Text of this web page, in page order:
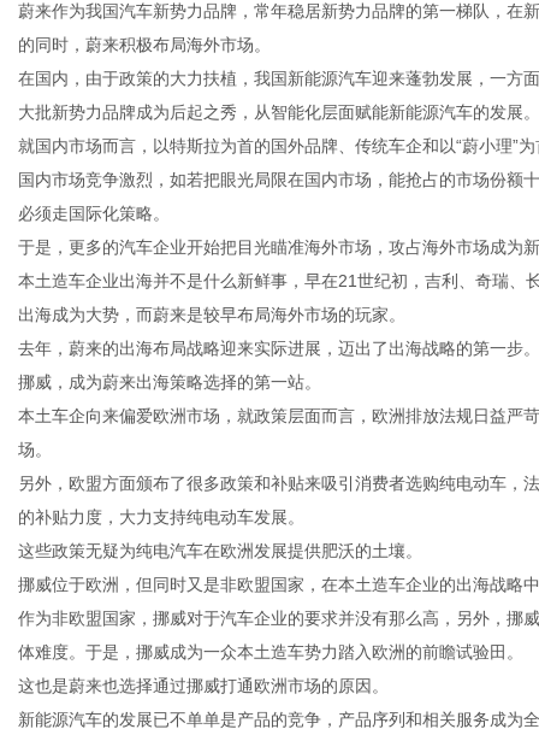
蔚来作为我国汽车新势力品牌，常年稳居新势力品牌的第一梯队，在
的同时，蔚来积极布局海外市场。
在国内，由于政策的大力扶植，我国新能源汽车迎来蓬勃发展，一方
大批新势力品牌成为后起之秀，从智能化层面赋能新能源汽车的发展。
就国内市场而言，以特斯拉为首的国外品牌、传统车企和以“蔚小理”
国内市场竞争激烈，如若把眼光局限在国内市场，能抢占的市场份额
必须走国际化策略。
于是，更多的汽车企业开始把目光瞄准海外市场，攻占海外市场成为
本土造车企业出海并不是什么新鲜事，早在21世纪初，吉利、奇瑞
出海成为大势，而蔚来是较早布局海外市场的玩家。
去年，蔚来的出海布局战略迎来实际进展，迈出了出海战略的第一步。
挪威，成为蔚来出海策略选择的第一站。
本土车企向来偏爱欧洲市场，就政策层面而言，欧洲排放法规日益严
场。
另外，欧盟方面颁布了很多政策和补贴来吸引消费者选购纯电动车
的补贴力度，大力支持纯电动车发展。
这些政策无疑为纯电汽车在欧洲发展提供肥沃的土壤。
挪威位于欧洲，但同时又是非欧盟国家，在本土造车企业的出海战略
作为非欧盟国家，挪威对于汽车企业的要求并没有那么高，另外，挪
体难度。于是，挪威成为一众本土造车势力踏入欧洲的前瞻试验田。
这也是蔚来也选择通过挪威打通欧洲市场的原因。
新能源汽车的发展已不单单是产品的竞争，产品序列和相关服务成为